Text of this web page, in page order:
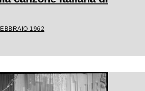
1962